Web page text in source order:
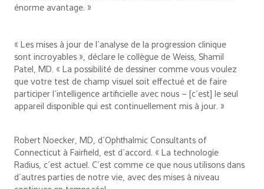
énorme avantage. »
« Les mises à jour de l’analyse de la progression clinique
sont incroyables », déclare le collègue de Weiss, Shamil
Patel, MD. « La possibilité de dessiner comme vous voulez
que votre test de champ visuel soit effectué et de faire
participer l’intelligence artificielle avec nous – [c’est] le seul
appareil disponible qui est continuellement mis à jour. »
Robert Noecker, MD, d’Ophthalmic Consultants of
Connecticut à Fairfield, est d’accord. « La technologie
Radius, c’est actuel. C’est comme ce que nous utilisons dans
d’autres parties de notre vie, avec des mises à niveau